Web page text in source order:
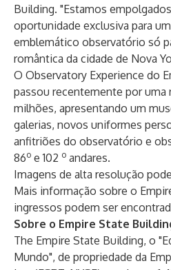
Building. "Estamos
oportunidade exclusiva para
emblemático observatório só
romântica da cidade de Nova
O Observatory Experience do
passou recentemente por uma
milhões, apresentando um
galerias, novos uniformes
anfitriões do observatório e
86o e 102 o andares.
Imagens de alta resolução
Mais informação sobre o
ingressos podem ser
Sobre o Empire State
The Empire State Building, o
Mundo", de propriedade da